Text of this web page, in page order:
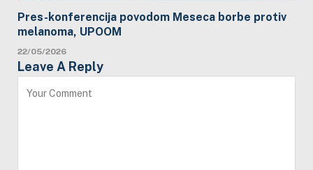
Pres-konferencija povodom Meseca borbe protiv
melanoma, UPOOM
22/05/2026
Leave A Reply